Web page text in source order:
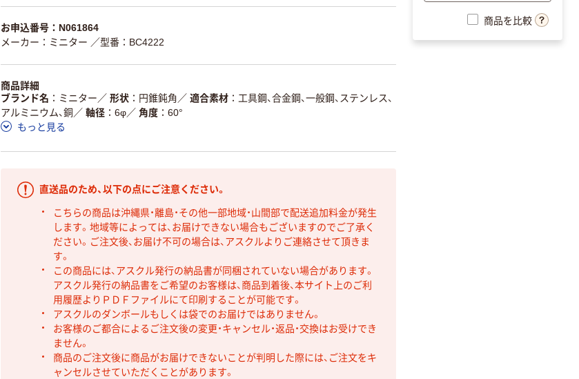
お申込番号：N061864
メーカー：ミニター ／型番：BC4222
商品詳細
ブランド名
ミニター ／ 形状 円錐鈍角 ／ 適合素材
工具鋼、合金鋼、一般鋼、ステンレス、
アルミニウム、銅 ／ 軸径 6φ／ 角度
60°
もっと見る
直送品のため、以下の点にご注意ください。
こちらの商品は沖縄県・離島・その他一部地域・山間部で配送追加料金が発生
します。地域等によっては、お届けできない場合もございますのでご了承く
ださい。ご注文後、お届け不可の場合は、アスクルよりご連絡させて頂きま
す。
この商品には、アスクル発行の納品書が同梱されていない場合があります。
アスクル発行の納品書をご希望のお客様は、商品到着後、本サイト上のご利
用履歴よりＰＤＦファイルにて印刷することが可能です。
アスクルのダンボールもしくは袋でのお届けではありません。
お客様のご都合によるご注文後の変更・キャンセル・返品・交換はお受けでき
ません。
商品のご注文後に商品がお届けできないことが判明した際には、ご注文をキ
ャンセルさせていただくことがあります。
商品を比較